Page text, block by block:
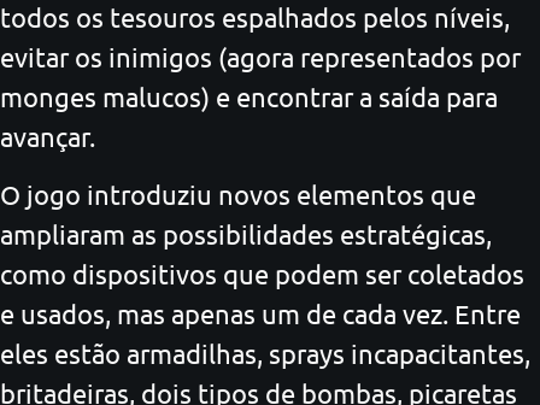
todos os tesouros espalhados pelos níveis,
evitar os inimigos (agora representados por
monges malucos) e encontrar a saída para
avançar.
O jogo introduziu novos elementos que
ampliaram as possibilidades estratégicas,
como dispositivos que podem ser coletados
e usados, mas apenas um de cada vez. Entre
eles estão armadilhas, sprays incapacitantes,
britadeiras, dois tipos de bombas, picaretas